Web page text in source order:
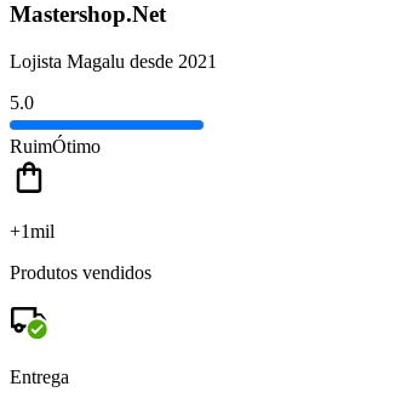
Mastershop.Net
Lojista Magalu desde 2021
5.0
RuimÓtimo
+1mil
Produtos vendidos
Entrega